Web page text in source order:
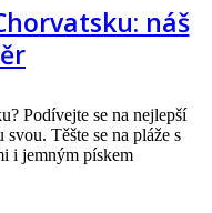
náš
Podívejte se na nejlepší
Těšte se na pláže s
i jemným pískem